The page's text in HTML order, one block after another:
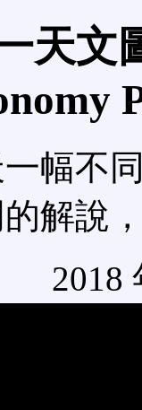
天文
幅不
解說
2018